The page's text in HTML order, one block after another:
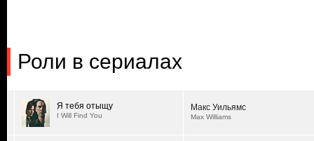
Роли в сериалах
Я тебя отыщу
I Will Find You
Макс Уильямс
Max Williams